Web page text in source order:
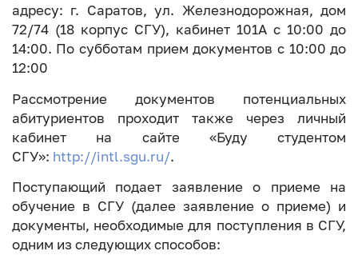
адресу: г. Саратов, ул. Железнодорожная, дом
72/74 (18 корпус СГУ), кабинет 101А с 10:00 до
14:00. По субботам прием документов с 10:00 до
12:00
Рассмотрение документов потенциальных
абитуриентов проходит также через личный
кабинет на сайте «Буду студентом
СГУ»: http://intl.sgu.ru/.
Поступающий подает заявление о приеме на
обучение в СГУ (далее заявление о приеме) и
документы, необходимые для поступления в СГУ,
одним из следующих способов: